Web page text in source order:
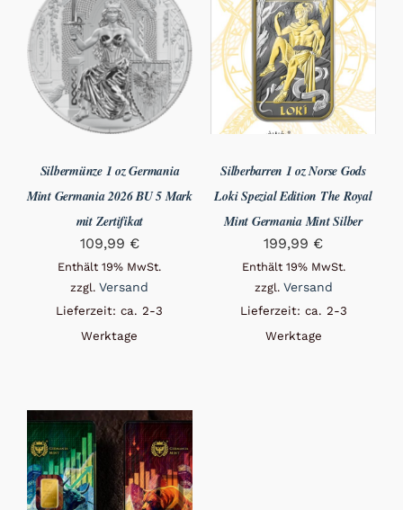
Silbermünze 1 oz Germania
Mint Germania 2026 BU 5 Mark
mit Zertifikat
109,99 €
Enthält 19% MwSt.
zzgl.Versand
Lieferzeit: ca. 2-3
Werktage
Silberbarren 1 oz Norse Gods
Loki Spezial Edition The Royal
Mint Germania Mint Silber
199,99 €
Enthält 19% MwSt.
zzgl. Versand
Lieferzeit: ca. 2-3
Werktage